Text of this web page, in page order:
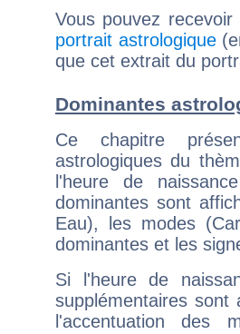
Vous pouvez
portrait astrologique
que cet extrait du
Dominantes
Ce chapitre
astrologiques du
l'heure de
dominantes sont
Eau), les modes
dominantes et les
Si l'heure de
supplémentaires sont
l'accentuation des